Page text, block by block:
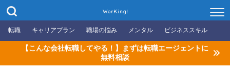
WorKing!
転職 キャリアプラン 職場の悩み メンタル ビジネススキル
【こんな会社転職してやる！】まずは転職エージェントに
無料相談